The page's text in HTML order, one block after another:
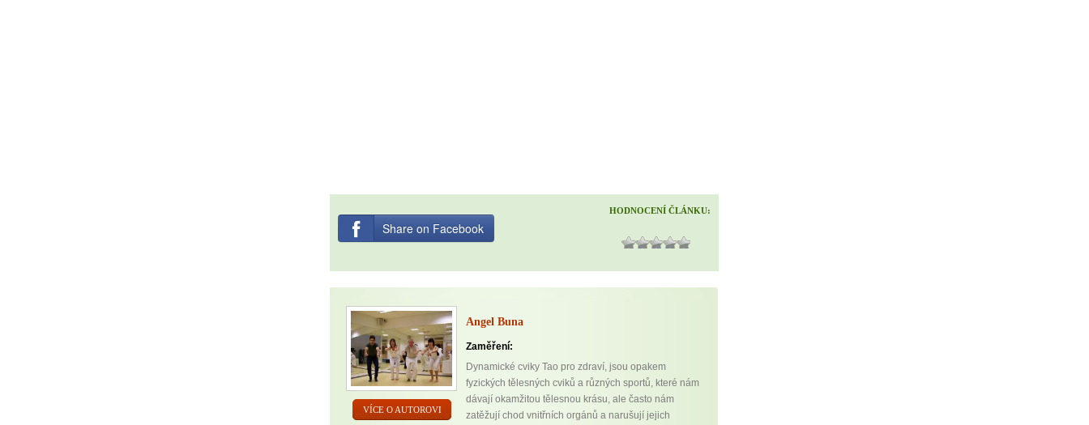
HODNOCENÍ ČLÁNKU:
Share on Facebook
VÍCE O AUTOROVI
Angel Buna
Zaměření:
Dynamické cviky Tao pro zdraví, jsou opakem
fyzických tělesných cviků a různých sportů, které nám
dávají okamžitou tělesnou krásu, ale často nám
zatěžují chod vnitřních orgánů a narušují jejich